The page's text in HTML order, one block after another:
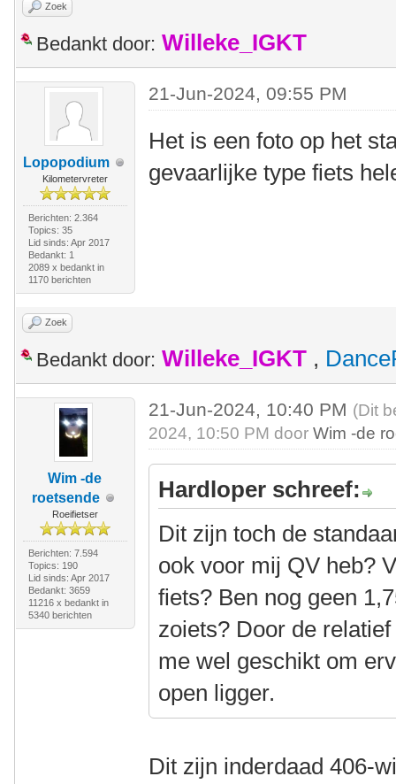
Zoek
Bedankt door: Willeke_IGKT
Lopopodium
Kilometervreter
Berichten: 2.364
Topics: 35
Lid sinds: Apr 2017
Bedankt: 1
2089 x bedankt in
1170 berichten
21-Jun-2024, 09:55 PM
Het is een foto op het
gevaarlijke type fiets
Zoek
Bedankt door: Willeke_IGKT ,
Wim -de
roetsende
Roeifietser
Berichten: 7.594
Topics: 190
Lid sinds: Apr 2017
Bedankt: 3659
11216 x bedankt in
5340 berichten
21-Jun-2024, 10:40 PM (Dit
2024, 10:50 PM doorWim -de
Hardloper schreef:
Dit zijn toch de
ook voor mij QV heb?
fiets? Ben nog geen
zoiets? Door de
me wel geschikt om
open ligger.
Dit zijn inderdaad 406-